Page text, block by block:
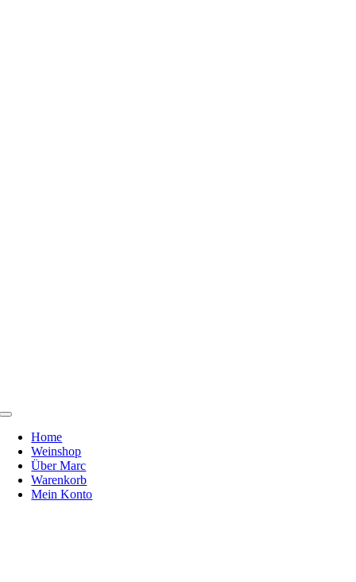
Toggle
NavigationHome
Weinshop
Über Marc
Warenkorb
Mein Konto